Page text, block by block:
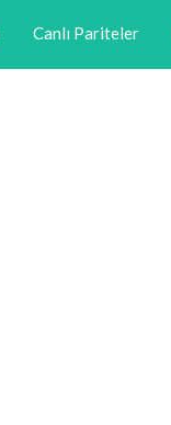
Canlı Pariteler